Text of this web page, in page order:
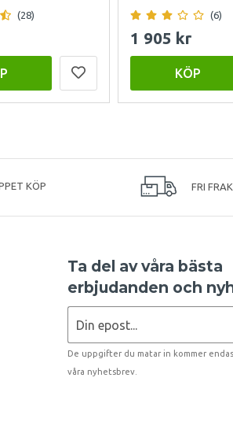
(28) (6)
1 905 kr
KÖP
KÖP FRI
Ta del av våra bästa
erbjudanden och
De uppgifter du matar in kommer
våra nyhetsbrev.